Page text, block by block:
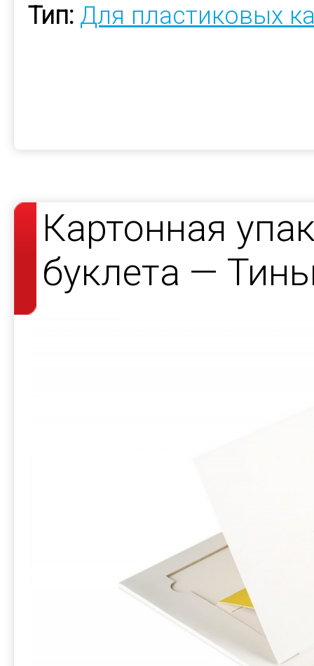
Тип: Для пластиковых
Картонная
буклета —